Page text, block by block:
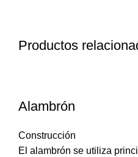
Productos
Alambrón
Construcción
El alambrón se utiliza